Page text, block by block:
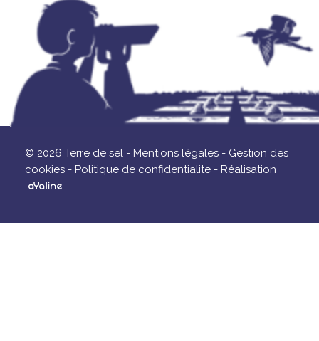
© 2026 Terre de sel - Mentions légales - Gestion des
cookies - Politique de confidentialite - Réalisation